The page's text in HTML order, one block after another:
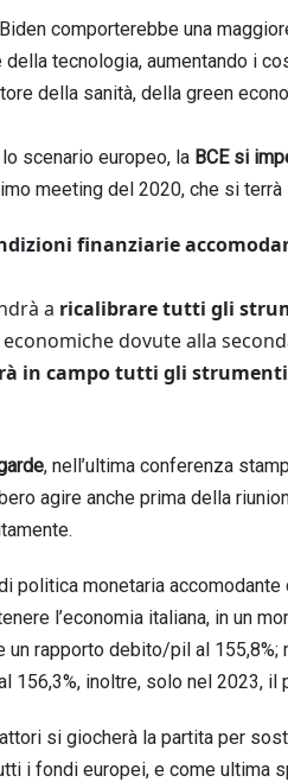
comporterebbe una
tecnologia, aumentando i
della sanità, della green
scenario europeo, la BCE si
meeting del 2020, che si
finanziarie
a ricalibrare tutti gli
dovute alla
in campo tutti gli strumenti
, nell’ultima conferenza
agire anche prima della
politica monetaria
l’economia italiana, in un
un rapporto debito/pil al 155,8%;
156,3%, inoltre, solo nel 2023,
si giocherà la partita per
i fondi europei, e come ultima